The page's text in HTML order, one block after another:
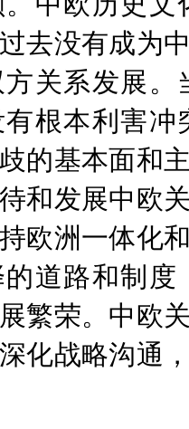
去没有成为
关系发展
根本利害
的基本面和
和发展中欧
欧洲一体化
道路和制
繁荣。中欧
化战略沟通